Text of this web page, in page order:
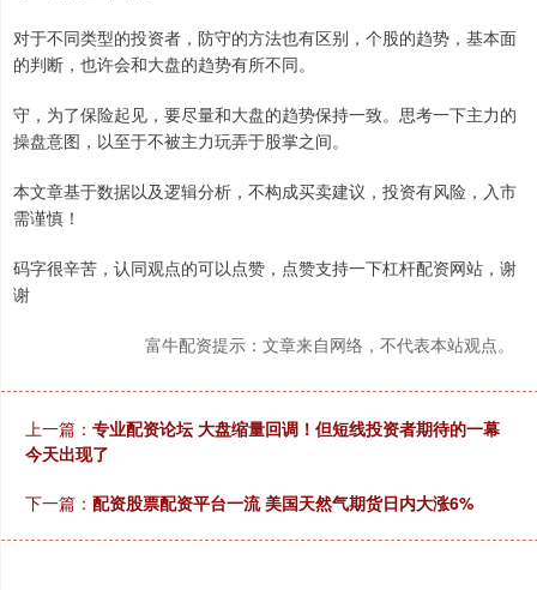
对于不同类型的投资者，防守的方法也有区别，个股的趋势，基本面
的判断，也许会和大盘的趋势有所不同。
守，为了保险起见，要尽量和大盘的趋势保持一致。思考一下主力的
操盘意图，以至于不被主力玩弄于股掌之间。
本文章基于数据以及逻辑分析，不构成买卖建议，投资有风险，入市
需谨慎！
码字很辛苦，认同观点的可以点赞，点赞支持一下杠杆配资网站，谢
谢
富牛配资提示：文章来自网络，不代表本站观点。
上一篇： 专业配资论坛 大盘缩量回调！但短线投资者期待的一幕
今天出现了
下一篇： 配资股票配资平台一流 美国天然气期货日内大涨6%